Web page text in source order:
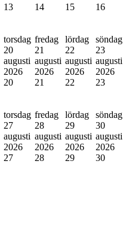
13
14
15
16
torsdag
20
augusti
2026
20
fredag
21
augusti
2026
21
lördag
22
augusti
2026
22
söndag
23
augusti
2026
23
torsdag
27
augusti
2026
27
fredag
28
augusti
2026
28
lördag
29
augusti
2026
29
söndag
30
augusti
2026
30